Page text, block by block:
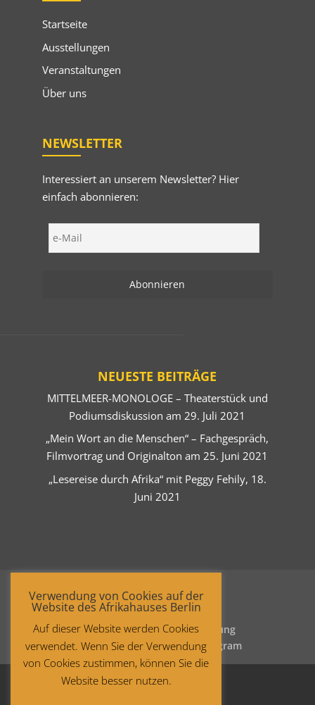
Startseite
Ausstellungen
Veranstaltungen
Über uns
NEWSLETTER
Interessiert an unserem Newsletter? Hier
einfach abonnieren:
NEUESTE BEITRÄGE
MITTELMEER-MONOLOGE – Theaterstück und
Podiumsdiskussion am 29. Juli 2021
„Mein Wort an die Menschen“ – Fachgespräch,
Filmvortrag und Originalton am 25. Juni 2021
„Lesereise durch Afrika“ mit Peggy Fehily, 18.
Juni 2021
Startseite
Datenschutzerklärung
Impressum
Facebook Instagram
Verwendung von Cookies auf der
Website des Afrikahauses Berlin
Auf dieser Website werden Cookies
verwendet. Wenn Sie der Verwendung
von Cookies zustimmen, können Sie die
Website besser nutzen.